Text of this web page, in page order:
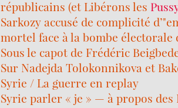
républicains (et Libérons les
Sarkozy accusé de complicité
mortel face à la bombe électorale
Sous le capot de Frédéric
Sur Nadejda Tolokonnikova et
Syrie / La guerre en replay
Syrie parler « je » — à propos